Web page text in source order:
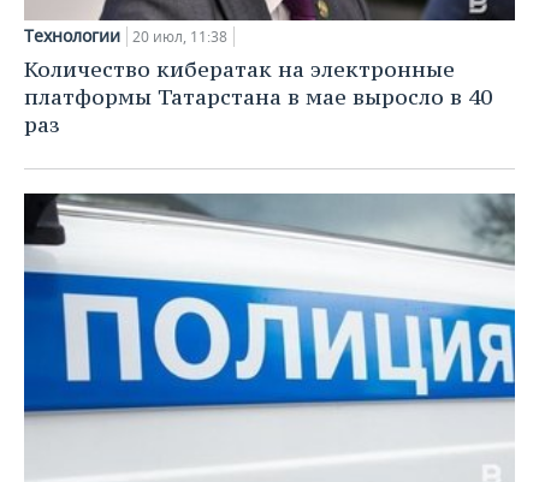
Технологии 20 июл, 11:38
Количество кибератак на электронные
платформы Татарстана в мае выросло в 40
раз